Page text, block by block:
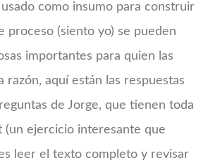
usado como insumo para construir
proceso (siento yo) se pueden
importantes para quien las
razón, aquí están las respuestas
de Jorge, que tienen toda
(un ejercicio interesante que
leer el texto completo y revisar